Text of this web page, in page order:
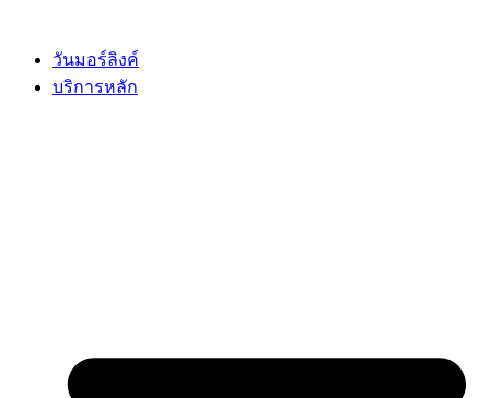
contentวันมอร์ลิงค์
บริการหลัก